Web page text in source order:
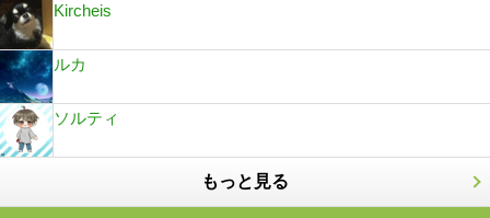
Kircheis
ルカ
ソルティ
もっと見る